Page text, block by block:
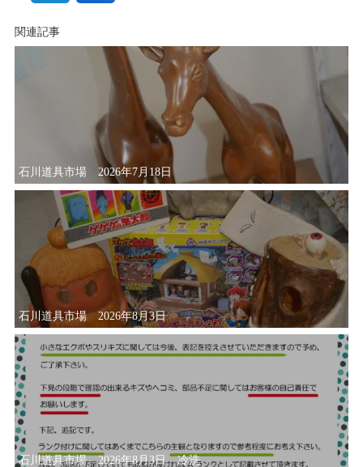
関連記事
石川道具市場 2026年7月18日
石川道具市場 2026年8月3日
石川道具市場 2026年8月3日 冷洗